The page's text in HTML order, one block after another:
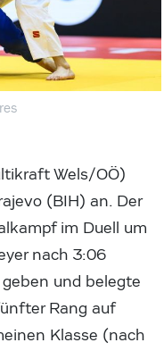
Wels/OÖ)
(BIH) an. Der
im Duell um
nach 3:06
und belegte
Rang auf
Klasse (nach